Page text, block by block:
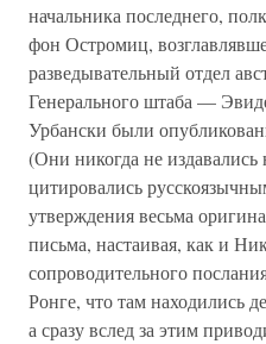
начальника последнего,
фон Остромиц,
разведывательный отдел
Генерального штаба —
Урбански были
(Они никогда не
цитировались
утверждения весьма
письма, настаивая, как и
сопроводительного
Ронге, что там находились
а сразу вслед за этим